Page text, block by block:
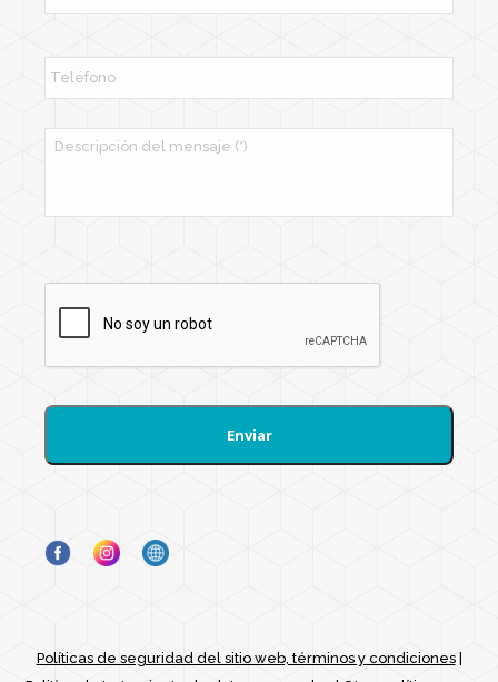
a
T
e
l
fM
a
*
Políticas de seguridad del sitio web, términos y condiciones|